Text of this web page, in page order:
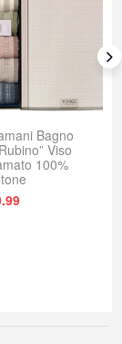
Bagno
Viso
100%
originale
Il prezzo